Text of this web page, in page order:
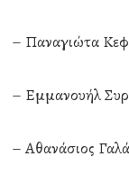
– Παναγιώτα
– Εμμανουήλ
– Αθανάσιος